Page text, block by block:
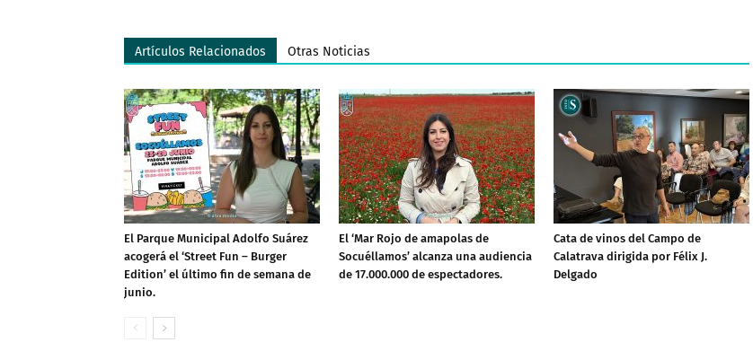
Artículos Relacionados Otras Noticias
El Parque Municipal Adolfo Suárez
acogerá el ‘Street Fun – Burger
Edition’ el último fin de semana de
junio.
El ‘Mar Rojo de amapolas de
Socuéllamos’ alcanza una audiencia
de 17.000.000 de espectadores.
Cata de vinos del Campo de
Calatrava dirigida por Félix J.
Delgado